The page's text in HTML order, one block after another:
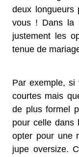
deux longueurs
vous ! Dans la
justement les
tenue de
Par exemple, si
courtes mais
de plus formel
pour celle dans
opter pour une
jupe oversize.